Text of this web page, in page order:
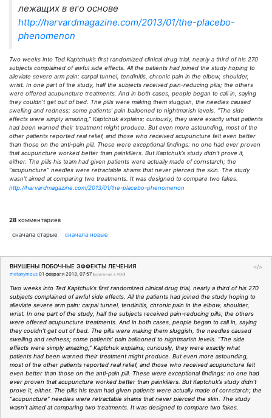
лежащих в его основе
http://harvardmagazine.com/2013/01/the-placebo-
phenomenon
Two weeks into Ted Kaptchuk’s first randomized clinical drug trial, nearly a third of his 270
subjects complained of awful side effects. All the patients had joined the study hoping to
alleviate severe arm pain: carpal tunnel, tendinitis, chronic pain in the elbow, shoulder,
wrist. In one part of the study, half the subjects received pain-reducing pills; the others
were offered acupuncture treatments. And in both cases, people began to call in, saying
they couldn’t get out of bed. The pills were making them sluggish, the needles caused
swelling and redness; some patients’ pain ballooned to nightmarish levels. “The side
effects were simply amazing,” Kaptchuk explains; curiously, they were exactly what patients
had been warned their treatment might produce. But even more astounding, most of the
other patients reported real relief, and those who received acupuncture felt even better
than those on the anti-pain pill. These were exceptional findings: no one had ever proven
that acupuncture worked better than painkillers. But Kaptchuk’s study didn’t prove it,
either. The pills his team had given patients were actually made of cornstarch; the
“acupuncture” needles were retractable shams that never pierced the skin. The study
wasn’t aimed at comparing two treatments. It was designed to compare two fakes.
http://harvardmagazine.com/2013/01/the-placebo-phenomenon
28 комментариев
сначала старые сначала новые
</>
ВНУШЕНЫ ПОБОЧНЫЕ ЭФФЕКТЫ ЛЕЧЕНИЯ
metanymous 01 февраля 2013, 07:57 (оригинал в ЖЖ)
Two weeks into Ted Kaptchuk’s first randomized clinical drug trial, nearly a third of his 270
subjects complained of awful side effects. All the patients had joined the study hoping to
alleviate severe arm pain: carpal tunnel, tendinitis, chronic pain in the elbow, shoulder,
wrist. In one part of the study, half the subjects received pain-reducing pills; the others
were offered acupuncture treatments. And in both cases, people began to call in, saying
they couldn’t get out of bed. The pills were making them sluggish, the needles caused
swelling and redness; some patients’ pain ballooned to nightmarish levels. “The side
effects were simply amazing,” Kaptchuk explains; curiously, they were exactly what
patients had been warned their treatment might produce. But even more astounding,
most of the other patients reported real relief, and those who received acupuncture felt
even better than those on the anti-pain pill. These were exceptional findings: no one had
ever proven that acupuncture worked better than painkillers. But Kaptchuk’s study didn’t
prove it, either. The pills his team had given patients were actually made of cornstarch; the
“acupuncture” needles were retractable shams that never pierced the skin. The study
wasn’t aimed at comparing two treatments. It was designed to compare two fakes.